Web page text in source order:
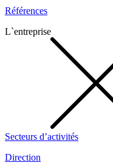
Références
L`entreprise
Secteurs d’activités
Direction